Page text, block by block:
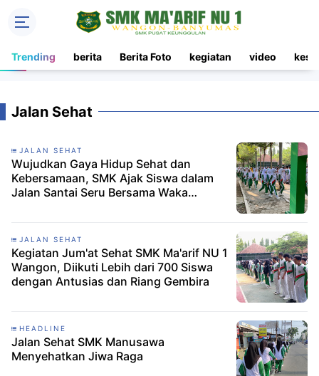
Trending berita Berita Foto kegiatan video
Jalan Sehat
JALAN SEHAT
Wujudkan Gaya Hidup Sehat dan
Kebersamaan, SMK Ajak Siswa dalam
Jalan Santai Seru Bersama Waka
JALAN SEHAT
Kegiatan Jum'at Sehat SMK Ma'arif NU 1
Wangon, Diikuti Lebih dari 700 Siswa
dengan Antusias dan Riang Gembira
HEADLINE
Jalan Sehat SMK Manusawa
Menyehatkan Jiwa Raga